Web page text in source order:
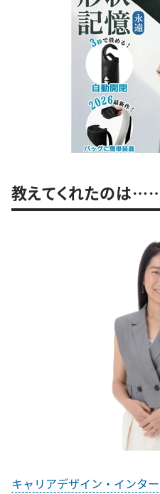
教えてくれたのは
キャリアデザイン・インター